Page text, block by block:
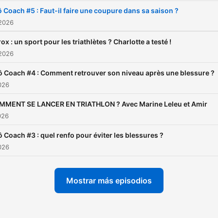
(sportifs, médecins,
sociétales fortes
et course, etc.), des
comme l’interview sur
camaraderie et de
plateformes audio : ICI
(https://
Coach #5 : Faut-il faire une coupure dans sa saison ?
: un sport pour les triathlètes ? Charlotte a testé !
Coach #4 : Comment retrouver son niveau après une blessure ?
SE LANCER EN TRIATHLON ? Avec Marine Leleu et Amir
Coach #3 : quel renfo pour éviter les blessures ?
Mostrar más episodios